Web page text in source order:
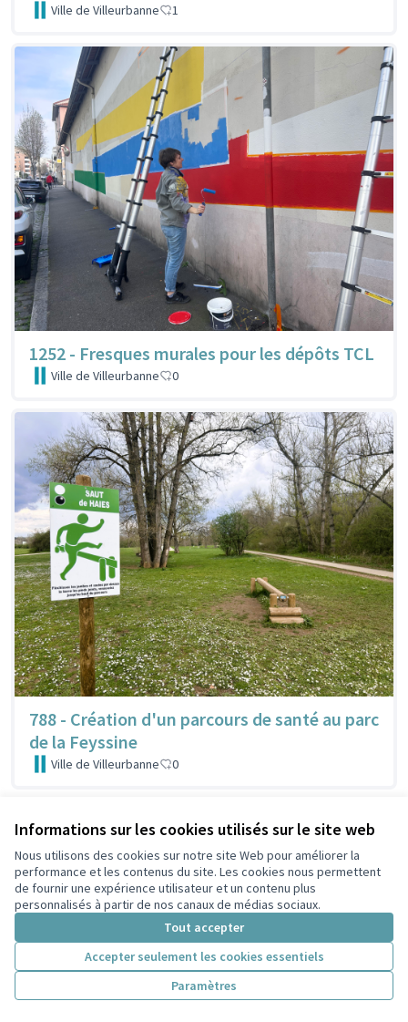
Informations sur les cookies utilisés sur le site web
Nous utilisons des cookies sur notre site Web pour améliorer la
performance et les contenus du site. Les cookies nous permettent
de fournir une expérience utilisateur et un contenu plus
personnalisés à partir de nos canaux de médias sociaux.
Tout accepter
Accepter seulement les cookies essentiels
Paramètres
Ville de Villeurbanne 1
1252 - Fresques murales pour les dépôts TCL
Ville de Villeurbanne 0
788 - Création d'un parcours de santé au parc
de la Feyssine
Ville de Villeurbanne 0